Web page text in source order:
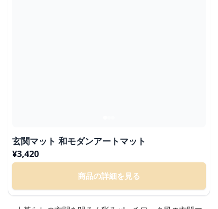
玄関マット 和モダンアートマット
¥3,420
商品の詳細を見る